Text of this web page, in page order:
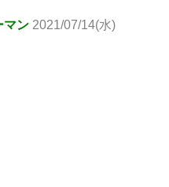
マン 2021/07/14(水)